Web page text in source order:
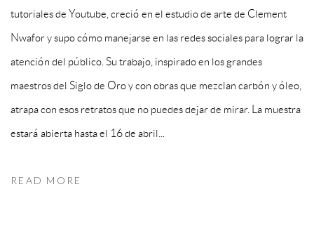
tutoriales de Youtube, creció en el estudio de arte de Clement
Nwafor y supo cómo manejarse en las redes sociales para lograr la
atención del público. Su trabajo, inspirado en los grandes
maestros del Siglo de Oro y con obras que mezclan carbón y óleo,
atrapa con esos retratos que no puedes dejar de mirar. La muestra
estará abierta hasta el 16 de abril...
READ MORE